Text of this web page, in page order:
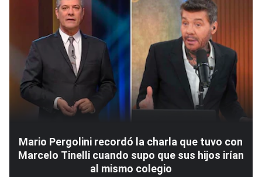
Mario Pergolini recordó la charla que tuvo con
Marcelo Tinelli cuando supo que sus hijos irían
al mismo colegio